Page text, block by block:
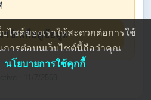
ชิกเพื่อดูข้อมูล
ไซต์ของเราให้สะดวกต่อการใช้
การต่อบนเว็บไซต์นี้ถือว่าคุณ
นโยบายการใช้คุกกี้